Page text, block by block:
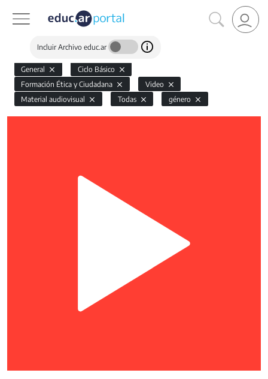
Incluir Archivo educ.ar
General
Ciclo Básico
Formación Ética y Ciudadana
Video
Material audiovisual
Todas género